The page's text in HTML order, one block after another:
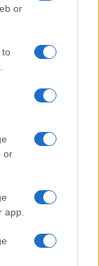
or
to
or
app.
és drága is
kimarad a One